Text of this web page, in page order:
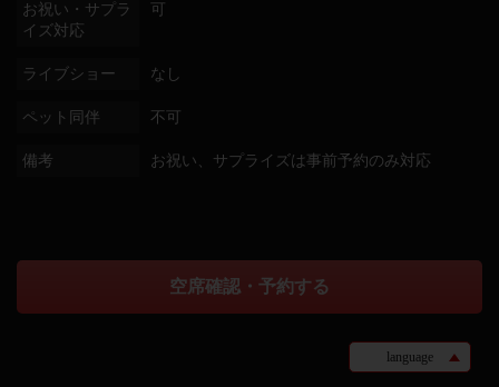
お祝い・サプラ
イズ対応
可
ライブショー なし
ペット同伴 不可
備考 お祝い、サプライズは事前予約のみ対応
空席確認・予約する
language